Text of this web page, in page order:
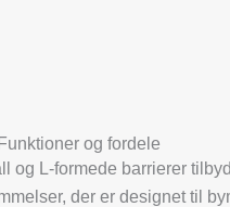
Funktioner og fordele
og L-formede barrierer
der er designet til